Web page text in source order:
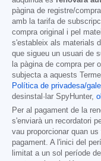
pàgina de registre/
amb la tarifa de
compra original i pel
s'estableix als materials
que sigueu un usuari de
la pàgina de compra per
subjecta a aquests
Política de privadesa/
desinstal·lar SpyHunter,
Per al pagament de la
s'enviarà un recordatori
vau proporcionar quan
pagament. A l'inici del
limitat a un sol període